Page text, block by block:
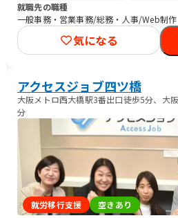
就職先の職種
一般事務・営業事務/総務・人事/Web制作
気になる
アクセスジョブ四ツ橋
大阪メトロ西大橋駅3番出口徒歩5分、大
分
就労移行支援 空きあり